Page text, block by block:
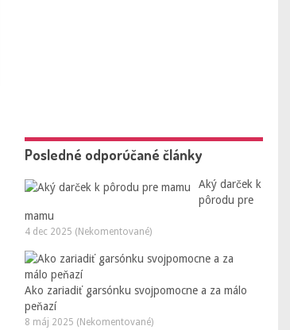
Posledné odporúčané články
Aký darček k
pôrodu pre
mamu
4 dec 2025 (Nekomentované)
Ako zariadiť garsónku svojpomocne a za málo
peňazí
8 máj 2025 (Nekomentované)